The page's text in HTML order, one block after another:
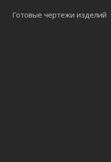
Готовые чертежи изделий